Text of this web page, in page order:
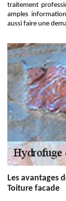
traitement
amples
aussi faire une
Les avantages
Toiture facade